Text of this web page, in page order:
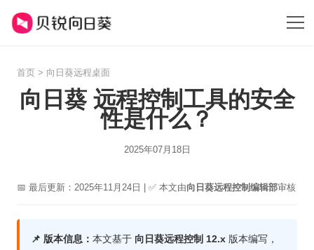
首页 > 向日葵远程桌面
向日葵 远程控制工具的安全
性是什么？
2025年07月18日
📅 最后更新：2025年11月24日 | ✅ 本文由向日葵远程控制编辑部审核
📌 版本信息： 本文基于 向日葵远程控制 12.x 版本编写，